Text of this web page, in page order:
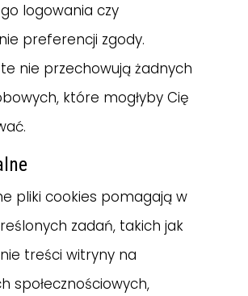
logowania czy
preferencji zgody.
nie przechowują żadnych
które mogłyby Cię
pliki cookies pomagają w
zadań, takich jak
treści witryny na
społecznościowych,